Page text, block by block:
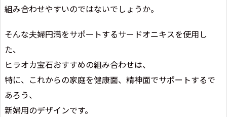
組み合わせやすいのではないでしょうか。
そんな夫婦円満をサポートするサードオニキスを使用し
た、
ヒラオカ宝石おすすめの組み合わせは、
特に、これからの家庭を健康面、精神面でサポートするで
あろう、
新婦用のデザインです。